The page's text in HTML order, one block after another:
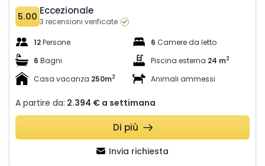
5.00 Eccezionale
3 recensioni verificate
12Persone 6 Camere da letto
6 Bagni Piscina esterna 24 m2
Casa vacanza 250m2 Animali ammessi
A partire da: 2.394 € a settimana
Invia richiesta
Di più